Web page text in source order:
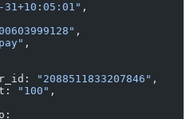
31+10:05:01" ,
,
,
"2088511833207846" ,
"100" ,